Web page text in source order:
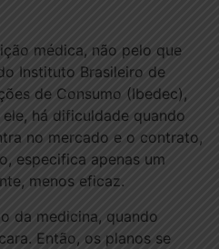
médica, não pelo que
Instituto Brasileiro de
de Consumo (Ibedec),
há dificuldade quando
no mercado e o contrato,
especifica apenas um
menos eficaz.
da medicina, quando
Então, os planos se